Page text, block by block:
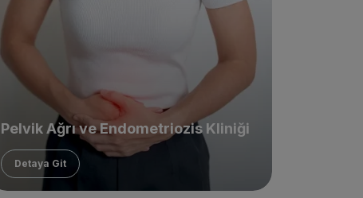
Pelvik Ağrı ve Endometriozis Kliniği
Detaya Git